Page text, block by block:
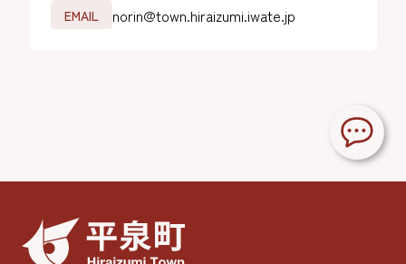
EMAIL norin@town.hiraizumi.iwate.jp